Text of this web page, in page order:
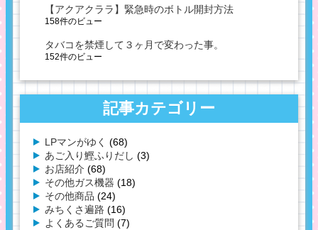
【アクアクララ】緊急時のボトル開封方法
158件のビュー
タバコを禁煙して３ヶ月で変わった事。
152件のビュー
記事カテゴリー
LPマンがゆく (68)
あご入り鰹ふりだし (3)
お店紹介 (68)
その他ガス機器 (18)
その他商品 (24)
みちくさ遍路 (16)
よくあるご質問 (7)